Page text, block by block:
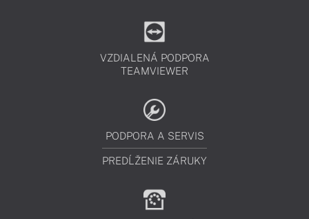
VZDIALENÁ PODPORA
TEAMVIEWER
PODPORA A SERVIS
PREDĹŽENIE ZÁRUKY